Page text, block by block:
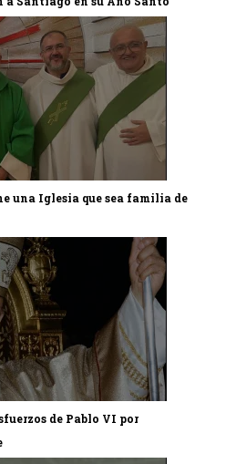
una Iglesia que sea familia de
de Pablo VI por